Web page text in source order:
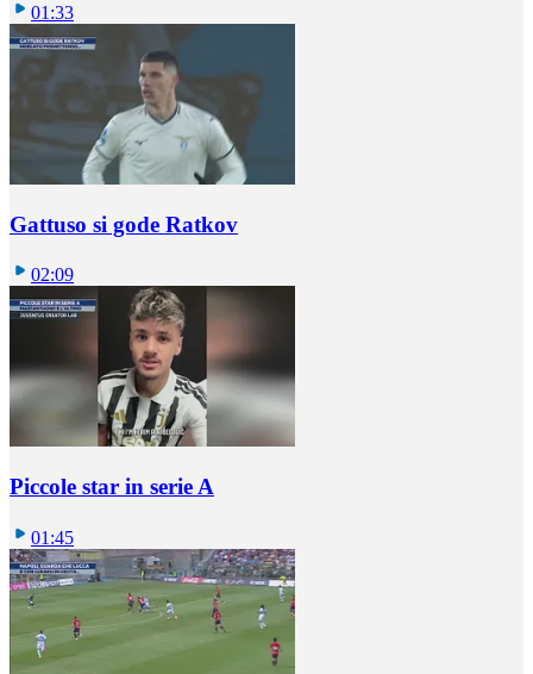
01:33
Gattuso si gode Ratkov
02:09
Piccole star in serie A
01:45